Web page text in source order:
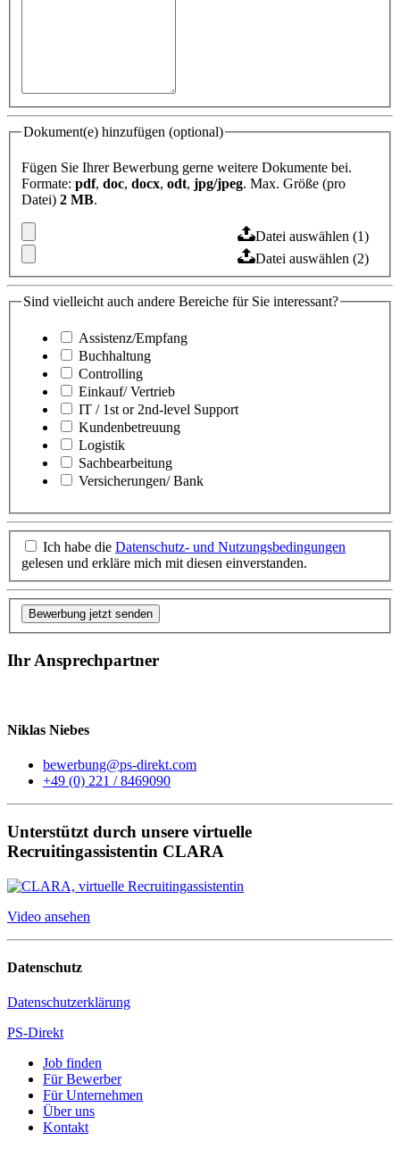
Dokument(e) hinzufügen (optional)
Fügen Sie Ihrer Bewerbung gerne weitere Dokumente bei.
Formate: pdf, doc, docx, odt, jpg/jpeg. Max. Größe (pro
Datei) 2 MB.
Datei auswählen (1)
Datei auswählen (2)
Sind vielleicht auch andere Bereiche für Sie interessant?
Assistenz/Empfang
Buchhaltung
Controlling
Einkauf/ Vertrieb
IT / 1st or 2nd-level Support
Kundenbetreuung
Logistik
Sachbearbeitung
Versicherungen/ Bank
Ich habe die Datenschutz- und Nutzungsbedingungen
gelesen und erkläre mich mit diesen einverstanden.
Bewerbung jetzt senden
Ihr Ansprechpartner
Niklas Niebes
bewerbung@ps-direkt.com
+49 (0) 221 / 8469090
Unterstützt durch unsere virtuelle
Recruitingassistentin CLARA
Video ansehen
Datenschutz
Datenschutzerklärung
PS-Direkt
Job finden
Für Bewerber
Für Unternehmen
Über uns
Kontakt